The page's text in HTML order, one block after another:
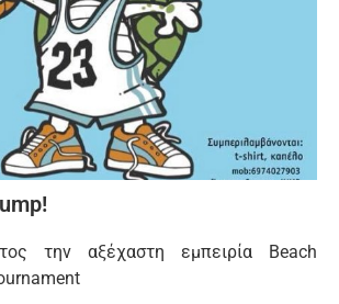
την αξέχαστη εμπειρία Beach